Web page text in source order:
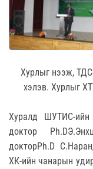
Хурлыг нээж,
хэлэв. Хурлыг
Хуралд ШУТИС-ийн
доктор
докторPh.D
ХК-ийн чанарын